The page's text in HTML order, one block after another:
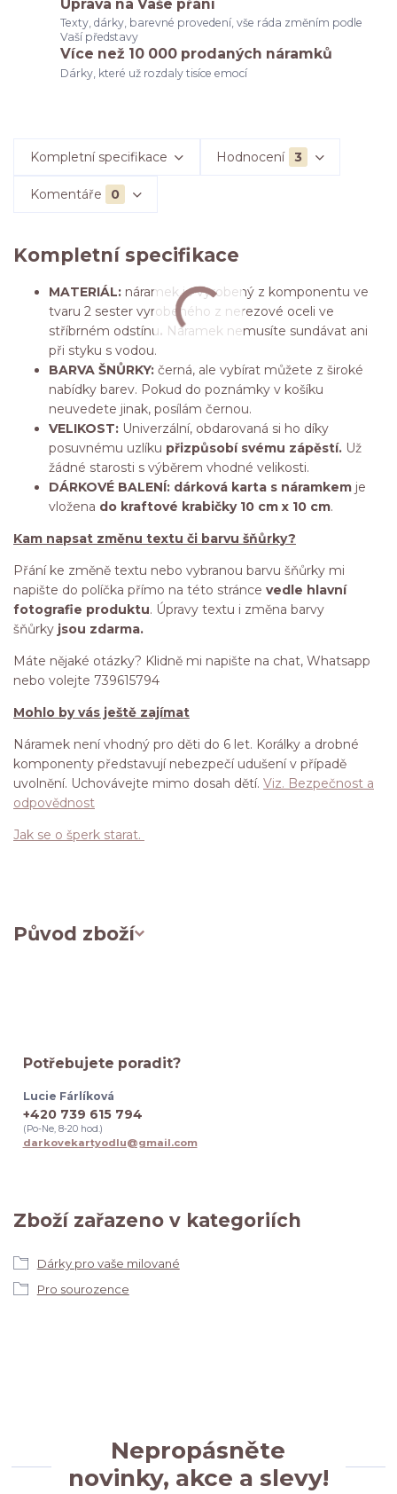
Úprava na Vaše přání
Texty, dárky, barevné provedení, vše ráda změním podle
Vaší představy
Více než 10 000 prodaných náramků
Dárky, které už rozdaly tisíce emocí
Kompletní specifikace Hodnocení 3
Komentáře 0
Kompletní specifikace
MATERIÁL: náramek je vyrobený z komponentu ve
tvaru 2 sester vyrobeného z nerezové oceli ve
stříbrném odstínu. Náramek nemusíte sundávat ani
při styku s vodou.
BARVA ŠNŮRKY: černá, ale vybírat můžete z široké
nabídky barev. Pokud do poznámky v košíku
neuvedete jinak, posílám černou.
VELIKOST: Univerzální, obdarovaná si ho díky
posuvnému uzlíku přizpůsobí svému zápěstí. Už
žádné starosti s výběrem vhodné velikosti.
DÁRKOVÉ BALENÍ: dárková karta s náramkem je
vložena do kraftové krabičky 10 cm x 10 cm.
Kam napsat změnu textu či barvu šňůrky?
Přání ke změně textu nebo vybranou barvu šňůrky mi
napište do políčka přímo na této stránce vedle hlavní
fotografie produktu. Úpravy textu i změna barvy
šňůrky jsou zdarma.
Máte nějaké otázky? Klidně mi napište na chat, Whatsapp
nebo volejte 739615794
Mohlo by vás ještě zajímat
Náramek není vhodný pro děti do 6 let. Korálky a drobné
komponenty představují nebezpečí udušení v případě
uvolnění. Uchovávejte mimo dosah dětí. Viz. Bezpečnost a
odpovědnost
Jak se o šperk starat.
Původ zboží
Zboží zařazeno v kategoriích
Dárky pro vaše milované
Pro sourozence
Potřebujete poradit?
Lucie Fárlíková
+420 739 615 794
(Po-Ne, 8-20 hod.)
darkovekartyodlu@gmail.com
Nepropásněte
novinky, akce a slevy!